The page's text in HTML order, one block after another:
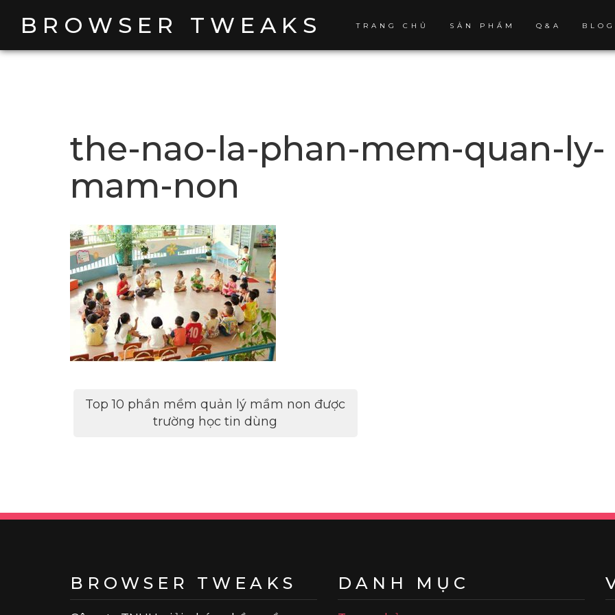
BROWSER TWEAKS TRANG CHỦ SẢN PHẨM Q&A BLOG
the-nao-la-phan-mem-quan-ly-
mam-non
Điều
hướng
Top 10 phần mềm quản lý mầm non được
trường học tin dùng
BROWSER TWEAKS DANH MỤC